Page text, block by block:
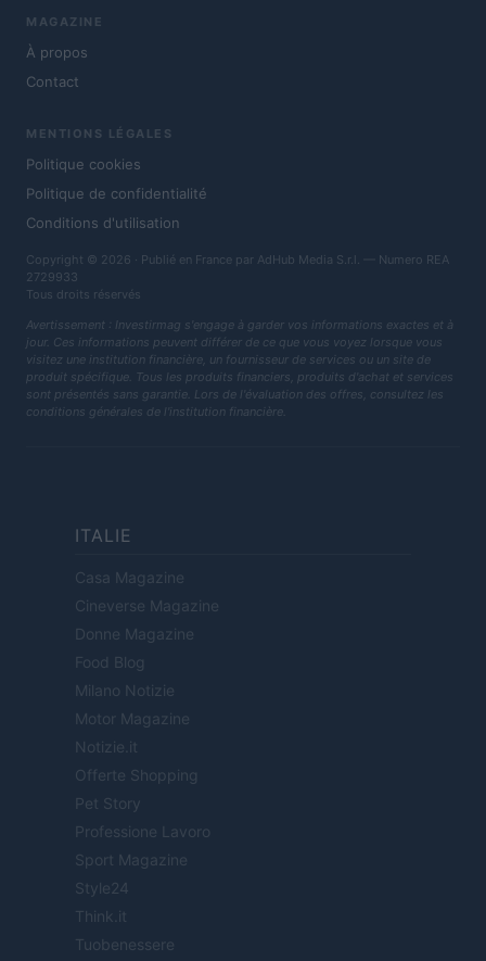
MAGAZINE
À propos
Contact
MENTIONS LÉGALES
Politique cookies
Politique de confidentialité
Conditions d'utilisation
Copyright © 2026 · Publié en France par AdHub Media S.r.l. — Numero REA
2729933
Tous droits réservés
Avertissement : Investirmag s'engage à garder vos informations exactes et à
jour. Ces informations peuvent différer de ce que vous voyez lorsque vous
visitez une institution financière, un fournisseur de services ou un site de
produit spécifique. Tous les produits financiers, produits d'achat et services
sont présentés sans garantie. Lors de l'évaluation des offres, consultez les
conditions générales de l'institution financière.
ITALIE
Casa Magazine
Cineverse Magazine
Donne Magazine
Food Blog
Milano Notizie
Motor Magazine
Notizie.it
Offerte Shopping
Pet Story
Professione Lavoro
Sport Magazine
Style24
Think.it
Tuobenessere